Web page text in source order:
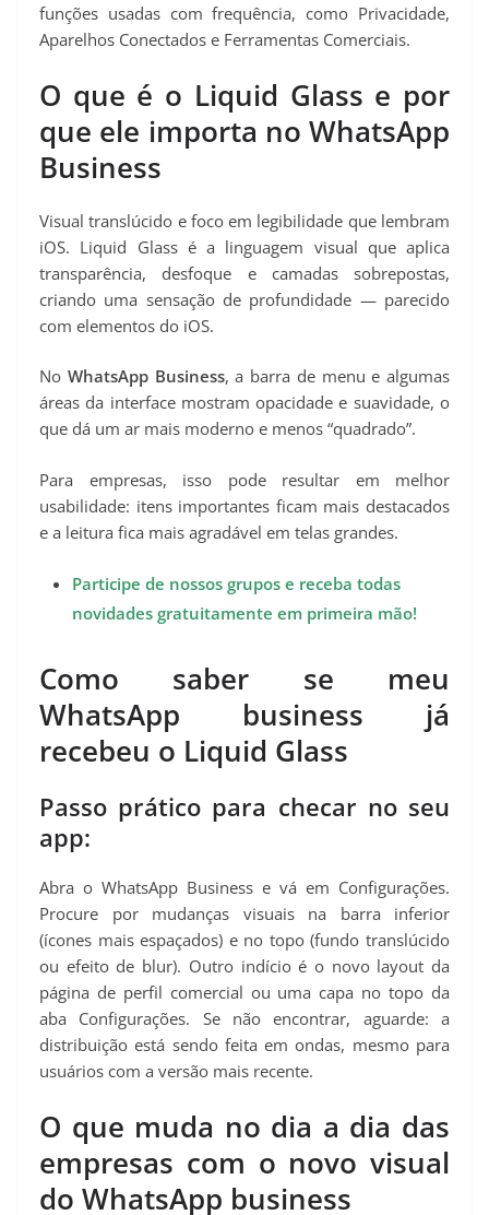
funções usadas com frequência, como Privacidade,
Aparelhos Conectados e Ferramentas Comerciais.
O que é o Liquid Glass e por
que ele importa no WhatsApp
Business
Visual translúcido e foco em legibilidade que lembram
iOS. Liquid Glass é a linguagem visual que aplica
transparência, desfoque e camadas sobrepostas,
criando uma sensação de profundidade — parecido
com elementos do iOS.
No WhatsApp Business, a barra de menu e algumas
áreas da interface mostram opacidade e suavidade, o
que dá um ar mais moderno e menos “quadrado”.
Para empresas, isso pode resultar em melhor
usabilidade: itens importantes ficam mais destacados
e a leitura fica mais agradável em telas grandes.
Participe de nossos grupos e receba todas
novidades gratuitamente em primeira mão!
Como saber se meu
WhatsApp business já
recebeu o Liquid Glass
Passo prático para checar no seu
app:
Abra o WhatsApp Business e vá em Configurações.
Procure por mudanças visuais na barra inferior
(ícones mais espaçados) e no topo (fundo translúcido
ou efeito de blur). Outro indício é o novo layout da
página de perfil comercial ou uma capa no topo da
aba Configurações. Se não encontrar, aguarde: a
distribuição está sendo feita em ondas, mesmo para
usuários com a versão mais recente.
O que muda no dia a dia das
empresas com o novo visual
do WhatsApp business